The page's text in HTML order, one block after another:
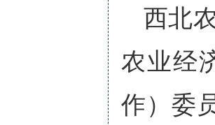
西北
农业经
作）委